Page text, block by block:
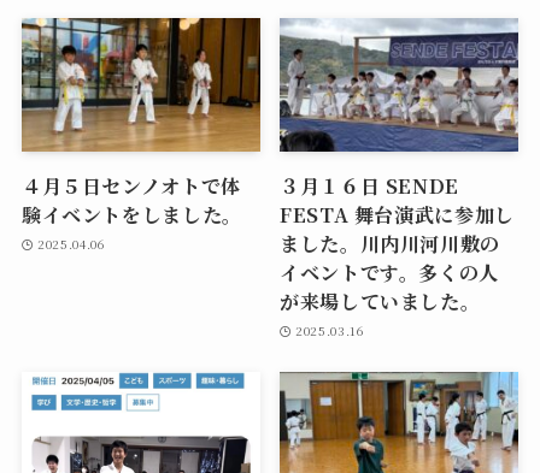
４月５日センノオトで体
験イベントをしました。
2025.04.06
３月１６日 SENDE
FESTA 舞台演武に参加し
ました。川内川河川敷の
イベントです。多くの人
が来場していました。
2025.03.16